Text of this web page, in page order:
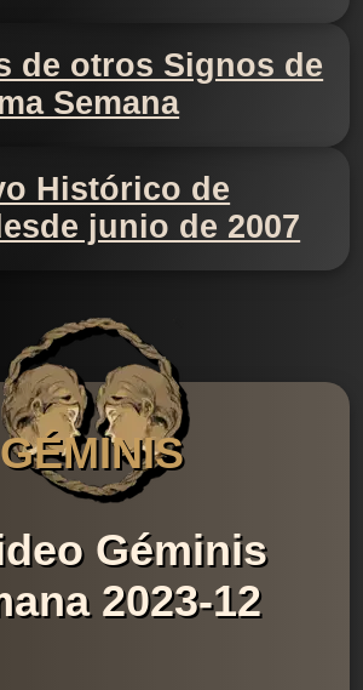
de otros Signos de
Semana
Histórico de
junio de 2007
GÉMINIS
Géminis
2023-12